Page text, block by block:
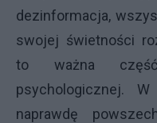
dezinformacja,
swojej świetności
to ważna
psychologicznej.
naprawdę